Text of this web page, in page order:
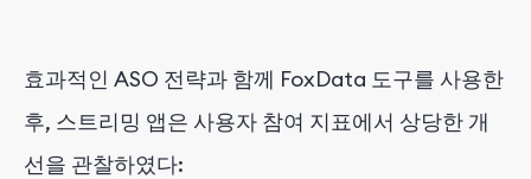
효과적인 ASO 전략과 함께 FoxData 도구를 사용한
후, 스트리밍 앱은 사용자 참여 지표에서 상당한 개
선을 관찰하였다: